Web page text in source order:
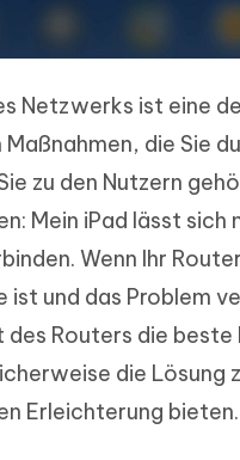
Netzwerks ist eine
die Sie
zu den Nutzern
Mein iPad lässt sich
Wenn Ihr
ist und das Problem
Routers die beste
die Lösung
Erleichterung bieten.